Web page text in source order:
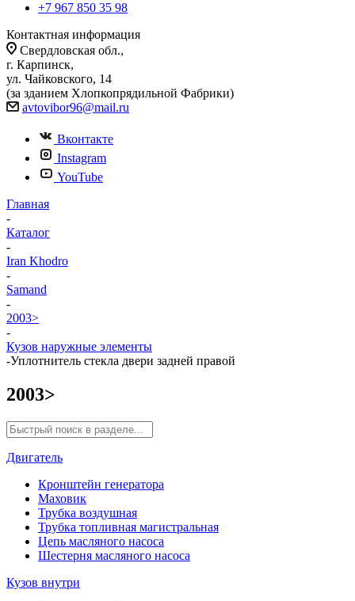
+7 967 850 35 98
Контактная информация
Свердловская обл.,
г. Карпинск,
ул. Чайковского, 14
(за зданием Хлопкопрядильной Фабрики)
avtovibor96@mail.ru
Вконтакте
Instagram
YouTube
Главная
-
Каталог
-
Iran Khodro
-
Samand
-
2003>
-
Кузов наружные элементы
-Уплотнитель стекла двери задней правой
2003>
Двигатель
Кронштейн генератора
Маховик
Трубка воздушная
Трубка топливная магистральная
Цепь масляного насоса
Шестерня масляного насоса
Кузов внутри